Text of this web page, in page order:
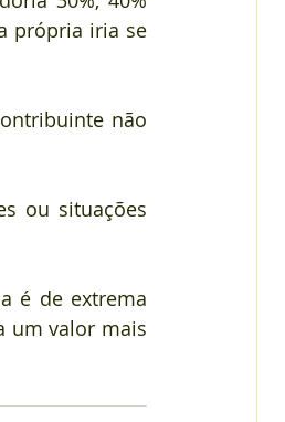
própria iria se
não
ou situações
é de extrema
um valor mais